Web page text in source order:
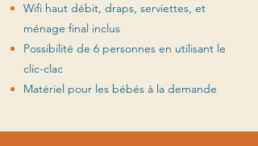
Wifi haut débit, draps, serviettes, et
ménage final inclus
Possibilité de 6 personnes en utilisant le
clic-clac
Matériel pour les bébés à la demande